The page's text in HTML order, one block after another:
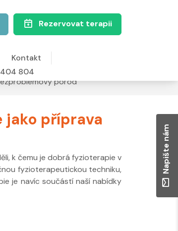
Rezervovat terapii
Kontakt
804
porod
jako příprava
k čemu je dobrá fyzioterapie v
fyzioterapeutickou techniku,
je navíc součástí naší nabídky
Napište nám